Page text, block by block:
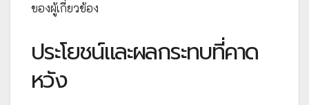
ของผู้เกี่ยวข้อง
ประโยชน์และผลกระทบที่คาด
หวัง